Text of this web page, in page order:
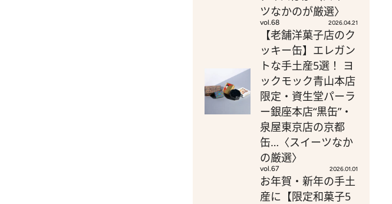
ツなかのが厳選〉
vol.68 2026.04.21
【老舗洋菓子店のク
ッキー缶】エレガン
トな手土産5選！ ヨ
ックモック青山本店
限定・資生堂パーラ
ー銀座本店“黒缶”・
泉屋東京店の京都
缶…〈スイーツなか
の厳選〉
vol.67 2026.01.01
お年賀・新年の手土
産に【限定和菓子5